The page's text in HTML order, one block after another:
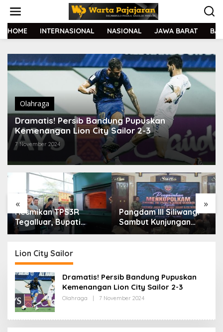
t
HOME INTERNASIONAL NASIONAL JAWA BARAT
Olahraga
Dramatis! Persib Bandung Pupuskan
Kemenangan Lion City Sailor 2-3
7 November 2024
« »
Resmikan TPS3R
Tegalluar, Bupati
Bandung: Sampah
Pemerintah
Pangdam III Siliwangi
Sambut Kunjungan
Kerja Menkopolkam:
Lion City Sailor
Dramatis! Persib Bandung Pupuskan
Kemenangan Lion City Sailor 2-3
Olahraga 7 November 2024
H
R